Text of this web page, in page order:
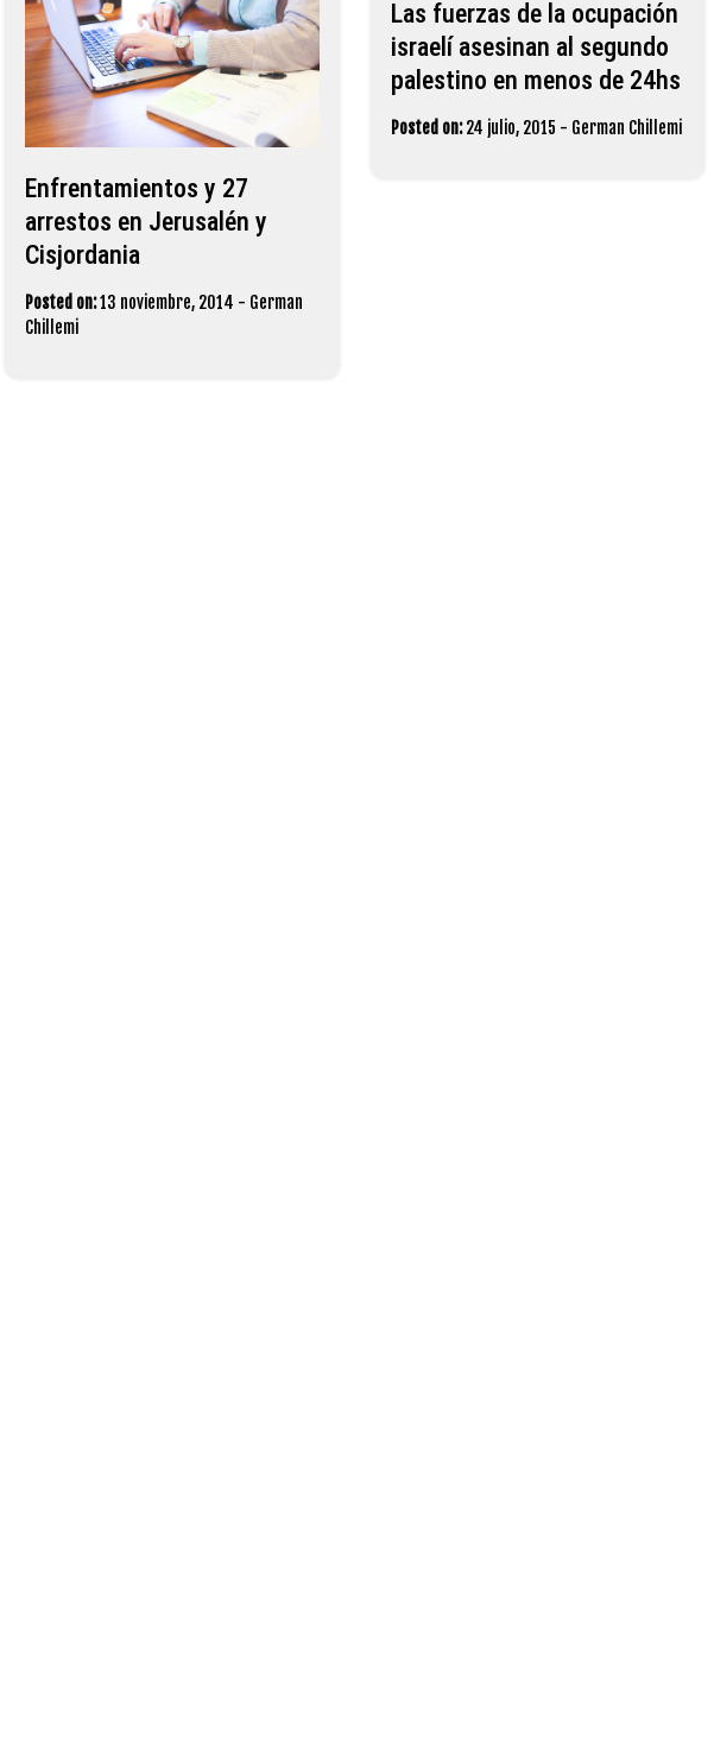
Enfrentamientos y 27
arrestos en Jerusalén y
Cisjordania
Posted on:13 noviembre, 2014 - German
Chillemi
Las fuerzas de la ocupación
israelí asesinan al segundo
palestino en menos de 24hs
Posted on: 24 julio, 2015 - German Chillemi